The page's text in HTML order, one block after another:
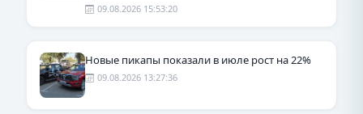
09.08.2026 15:53:20
Новые пикапы показали в июле рост на 22%
09.08.2026 13:27:36